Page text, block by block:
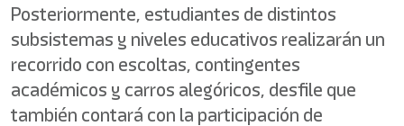
Posteriormente, estudiantes de distintos
subsistemas y niveles educativos realizarán un
recorrido con escoltas, contingentes
académicos y carros alegóricos, desfile que
también contará con la participación de